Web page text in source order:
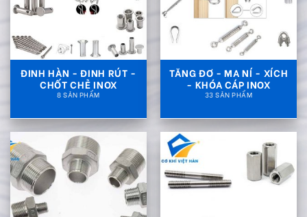
ĐINH HÀN - ĐINH RÚT -
CHỐT CHẺ INOX
TĂNG ĐƠ - MA NÍ - XÍCH
- KHÓA CÁP INOX